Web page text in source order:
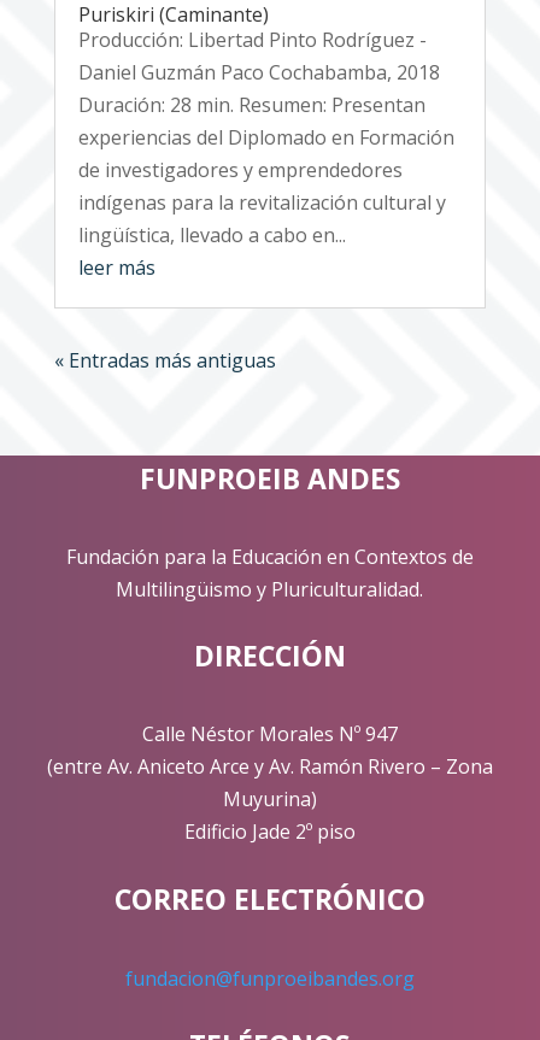
Puriskiri (Caminante)
Producción: Libertad Pinto Rodríguez -
Daniel Guzmán Paco Cochabamba, 2018
Duración: 28 min. Resumen: Presentan
experiencias del Diplomado en Formación
de investigadores y emprendedores
indígenas para la revitalización cultural y
lingüística, llevado a cabo en...
leer más
« Entradas más antiguas
FUNPROEIB ANDES
Fundación para la Educación en Contextos de
Multilingüismo y Pluriculturalidad.
DIRECCIÓN
Calle Néstor Morales Nº 947
(entre Av. Aniceto Arce y Av. Ramón Rivero – Zona
Muyurina)
Edificio Jade 2º piso
CORREO ELECTRÓNICO
fundacion@funproeibandes.org